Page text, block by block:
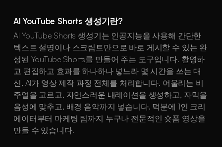
AI YouTube Shorts 생성기란?
AI YouTube Shorts 생성기는 인공지능을 사용해 간단한
텍스트 설명이나 스크립트만으로 바로 게시할 수 있는 완
성된 YouTube Shorts를 만들어 주는 도구입니다. 촬영하
고 편집하고 효과를 하나하나 넣느라 몇 시간을 쓰는 대
신, AI가 영상 제작 과정 전체를 처리합니다. 어울리는 비
주얼을 고르고, 자연스러운 내레이션을 생성하고, 자막을
음성에 맞추고, 배경 음악까지 넣습니다. 덕분에 1인 크리
에이터부터 마케팅 팀까지 누구나 전문적인 숏폼 영상을
만들 수 있습니다.